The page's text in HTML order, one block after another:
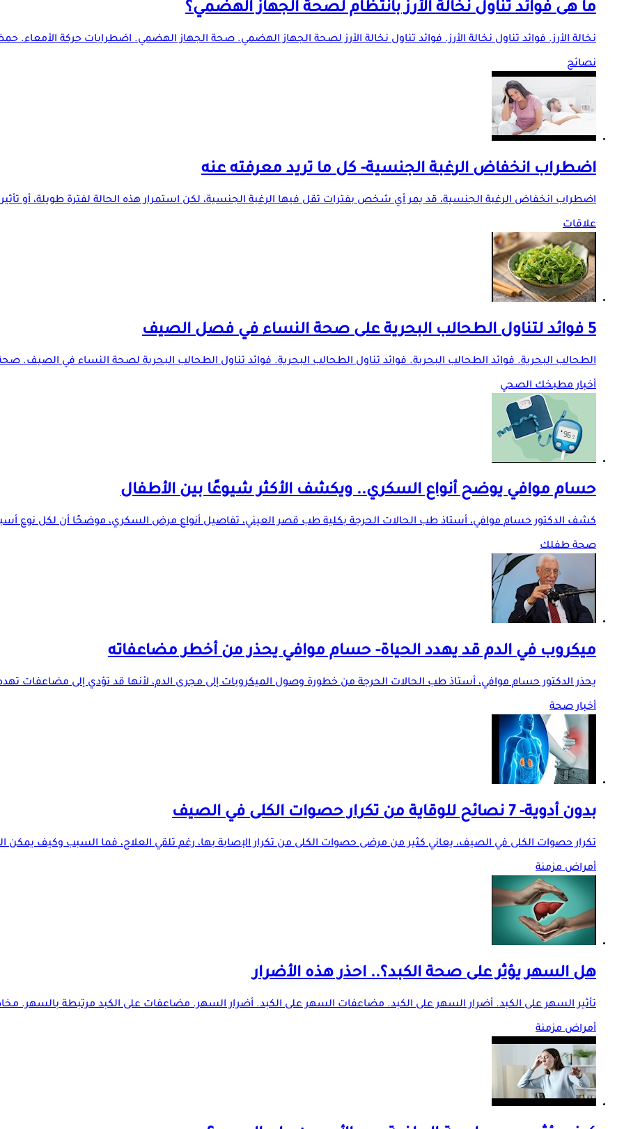
ما هى فوائد تناول نخالة الأرز بانتظام لصحة الجهاز الهضمي؟
نخالة الأرز. فوائد تناول نخالة الأرز. فوائد تناول نخالة الأرز لصحة الجهاز الهضمي. صحة الجهاز الهضمي. اضطرابات حركة
نصائح
اضطراب انخفاض الرغبة الجنسية- كل ما تريد معرفته عنه
اضطراب انخفاض الرغبة الجنسية، قد يمر أي شخص بفترات تقل فيها الرغبة الجنسية، لكن استمرار هذه الحالة لفترة طويلة، أو
علاقات
5 فوائد لتناول الطحالب البحرية على صحة النساء في فصل الصيف
الطحالب البحرية. فوائد الطحالب البحرية. فوائد تناول الطحالب البحرية. فوائد تناول الطحالب البحرية لصحة النساء في الصيف.
أخبار مطبخك الصحي
حسام موافي يوضح أنواع السكري.. ويكشف الأكثر شيوعًا بين الأطفال
كشف الدكتور حسام موافي، أستاذ طب الحالات الحرجة بكلية طب قصر العيني، تفاصيل أنواع مرض السكري، موضحًا أن لكل نوع
صحة طفلك
ميكروب في الدم قد يهدد الحياة- حسام موافي يحذر من أخطر مضاعفاته
يحذر الدكتور حسام موافي، أستاذ طب الحالات الحرجة من خطورة وصول الميكروبات إلى مجرى الدم، لأنها قد تؤدي إلى مضاعفات تهدد
أخبار صحة
بدون أدوية- 7 نصائح للوقاية من تكرار حصوات الكلى في الصيف
تكرار حصوات الكلى في الصيف، يعاني كثير من مرضى حصوات الكلى من تكرار الإصابة بها، رغم تلقي العلاج، فما السبب وكيف يمكن
أمراض مزمنة
هل السهر يؤثر على صحة الكبد؟.. احذر هذه الأضرار
تأثير السهر على الكبد. أضرار السهر على الكبد. مضاعفات السهر على الكبد. أضرار السهر. مضاعفات على الكبد مرتبطة بالسهر.
أمراض مزمنة